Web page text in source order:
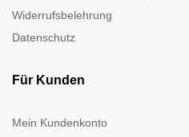
Widerrufsbelehrung
Datenschutz
Für Kunden
Mein Kundenkonto